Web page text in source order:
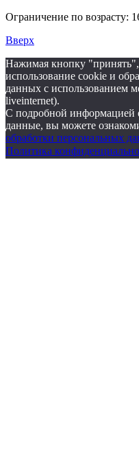
Ограничение по возрасту:
Вверх
Нажимая кнопку "принять",
использование cookie и
данных с использованием
liveinternet).
С подробной информацией
данные, вы можете
обработки персональных
Политика